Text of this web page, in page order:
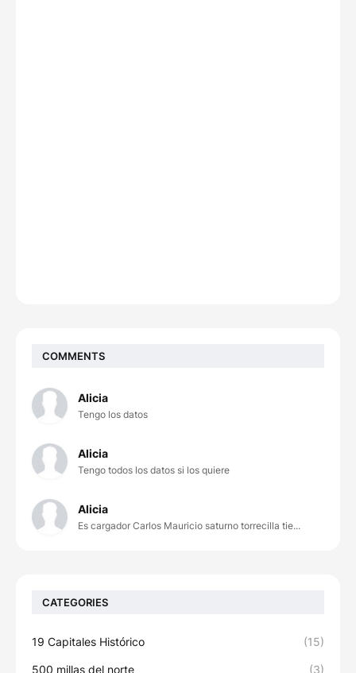
COMMENTS
Alicia
Tengo los datos
Alicia
Tengo todos los datos si los quiere
Alicia
Es cargador Carlos Mauricio saturno torrecilla tie...
CATEGORIES
19 Capitales Histórico (15)
500 millas del norte (3)